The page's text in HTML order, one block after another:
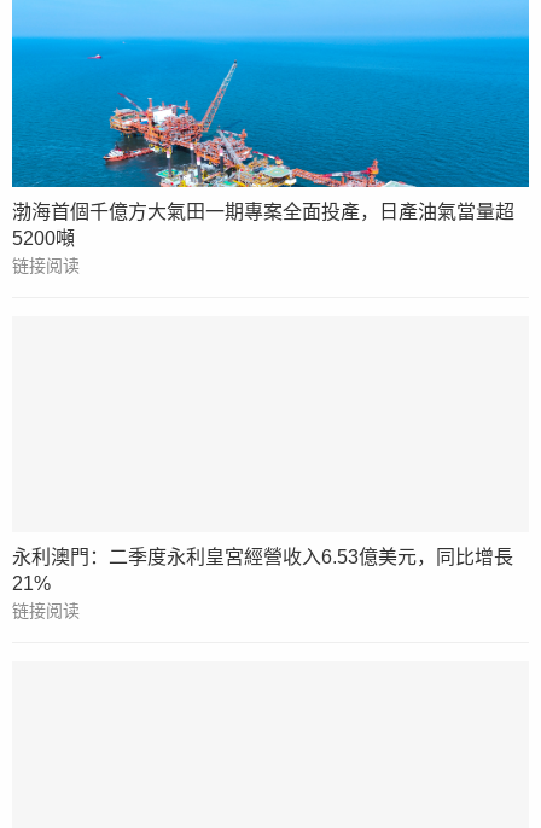
渤海首個千億方大氣田一期專案全面投產，日產油氣當量超
5200噸
链接阅读
永利澳門：二季度永利皇宮經營收入6.53億美元，同比增長
21%
链接阅读